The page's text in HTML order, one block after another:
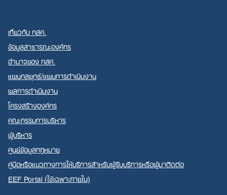
เกี่ยวกับ กสศ.
ข้อมูลสาธารณะองค์กร
อำนาจของ กสศ.
แผนกลยุทธ์/แผนการดำเนินงาน
ผลการดำเนินงาน
โครงสร้างองค์กร
คณะกรรมการบริหาร
ผู้บริหาร
ศูนย์ข้อมูลกฎหมาย
คู่มือหรือแนวทางการให้บริการสำหรับผู้รับบริการหรือผู้มาติดต่อ
EEF Portal (ใช้เฉพาะภายใน)